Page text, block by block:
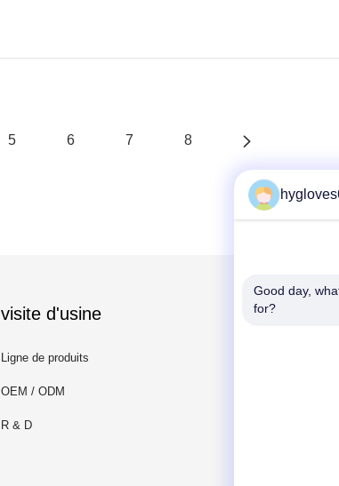
5 6 7 8
visite d'usine
Ligne de produits
OEM / ODM
R & D
Mail nous
Good day,
for?